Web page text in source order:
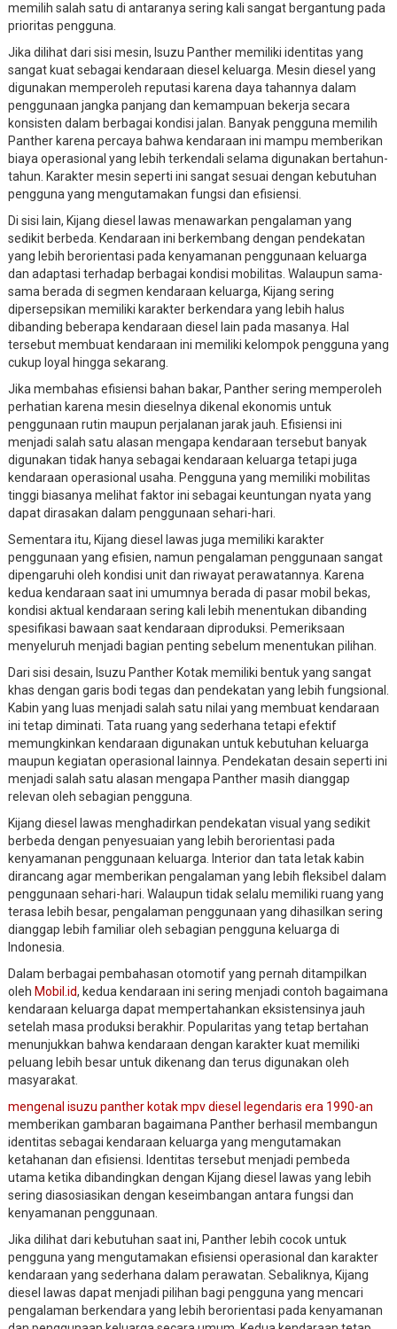
memilih salah satu di antaranya sering kali sangat bergantung pada
prioritas pengguna.
Jika dilihat dari sisi mesin, Isuzu Panther memiliki identitas yang
sangat kuat sebagai kendaraan diesel keluarga. Mesin diesel yang
digunakan memperoleh reputasi karena daya tahannya dalam
penggunaan jangka panjang dan kemampuan bekerja secara
konsisten dalam berbagai kondisi jalan. Banyak pengguna memilih
Panther karena percaya bahwa kendaraan ini mampu memberikan
biaya operasional yang lebih terkendali selama digunakan bertahun-
tahun. Karakter mesin seperti ini sangat sesuai dengan kebutuhan
pengguna yang mengutamakan fungsi dan efisiensi.
Di sisi lain, Kijang diesel lawas menawarkan pengalaman yang
sedikit berbeda. Kendaraan ini berkembang dengan pendekatan
yang lebih berorientasi pada kenyamanan penggunaan keluarga
dan adaptasi terhadap berbagai kondisi mobilitas. Walaupun sama-
sama berada di segmen kendaraan keluarga, Kijang sering
dipersepsikan memiliki karakter berkendara yang lebih halus
dibanding beberapa kendaraan diesel lain pada masanya. Hal
tersebut membuat kendaraan ini memiliki kelompok pengguna yang
cukup loyal hingga sekarang.
Jika membahas efisiensi bahan bakar, Panther sering memperoleh
perhatian karena mesin dieselnya dikenal ekonomis untuk
penggunaan rutin maupun perjalanan jarak jauh. Efisiensi ini
menjadi salah satu alasan mengapa kendaraan tersebut banyak
digunakan tidak hanya sebagai kendaraan keluarga tetapi juga
kendaraan operasional usaha. Pengguna yang memiliki mobilitas
tinggi biasanya melihat faktor ini sebagai keuntungan nyata yang
dapat dirasakan dalam penggunaan sehari-hari.
Sementara itu, Kijang diesel lawas juga memiliki karakter
penggunaan yang efisien, namun pengalaman penggunaan sangat
dipengaruhi oleh kondisi unit dan riwayat perawatannya. Karena
kedua kendaraan saat ini umumnya berada di pasar mobil bekas,
kondisi aktual kendaraan sering kali lebih menentukan dibanding
spesifikasi bawaan saat kendaraan diproduksi. Pemeriksaan
menyeluruh menjadi bagian penting sebelum menentukan pilihan.
Dari sisi desain, Isuzu Panther Kotak memiliki bentuk yang sangat
khas dengan garis bodi tegas dan pendekatan yang lebih fungsional.
Kabin yang luas menjadi salah satu nilai yang membuat kendaraan
ini tetap diminati. Tata ruang yang sederhana tetapi efektif
memungkinkan kendaraan digunakan untuk kebutuhan keluarga
maupun kegiatan operasional lainnya. Pendekatan desain seperti ini
menjadi salah satu alasan mengapa Panther masih dianggap
relevan oleh sebagian pengguna.
Kijang diesel lawas menghadirkan pendekatan visual yang sedikit
berbeda dengan penyesuaian yang lebih berorientasi pada
kenyamanan penggunaan keluarga. Interior dan tata letak kabin
dirancang agar memberikan pengalaman yang lebih fleksibel dalam
penggunaan sehari-hari. Walaupun tidak selalu memiliki ruang yang
terasa lebih besar, pengalaman penggunaan yang dihasilkan sering
dianggap lebih familiar oleh sebagian pengguna keluarga di
Indonesia.
Dalam berbagai pembahasan otomotif yang pernah ditampilkan
oleh Mobil.id, kedua kendaraan ini sering menjadi contoh bagaimana
kendaraan keluarga dapat mempertahankan eksistensinya jauh
setelah masa produksi berakhir. Popularitas yang tetap bertahan
menunjukkan bahwa kendaraan dengan karakter kuat memiliki
peluang lebih besar untuk dikenang dan terus digunakan oleh
masyarakat.
mengenal isuzu panther kotak mpv diesel legendaris era 1990-an
memberikan gambaran bagaimana Panther berhasil membangun
identitas sebagai kendaraan keluarga yang mengutamakan
ketahanan dan efisiensi. Identitas tersebut menjadi pembeda
utama ketika dibandingkan dengan Kijang diesel lawas yang lebih
sering diasosiasikan dengan keseimbangan antara fungsi dan
kenyamanan penggunaan.
Jika dilihat dari kebutuhan saat ini, Panther lebih cocok untuk
pengguna yang mengutamakan efisiensi operasional dan karakter
kendaraan yang sederhana dalam perawatan. Sebaliknya, Kijang
diesel lawas dapat menjadi pilihan bagi pengguna yang mencari
pengalaman berkendara yang lebih berorientasi pada kenyamanan